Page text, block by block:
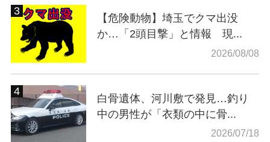
【危険動物】埼玉でクマ出没
か…「2頭目撃」と情報 現...
2026/08/08
白骨遺体、河川敷で発見…釣り
中の男性が「衣類の中に骨...
2026/07/18